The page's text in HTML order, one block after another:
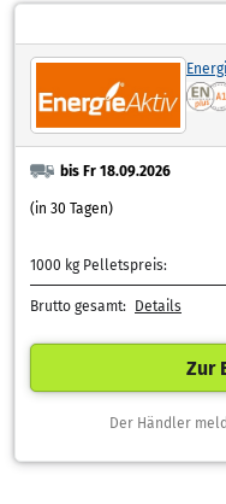
bis Fr 18.09.2026
(in 30 Tagen)
1000 kg Pelletspreis:
Brutto gesamt: Details
Zur
Der Händler